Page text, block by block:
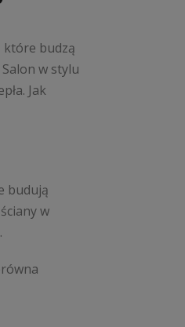
które budzą
w stylu
Jak
budują
w